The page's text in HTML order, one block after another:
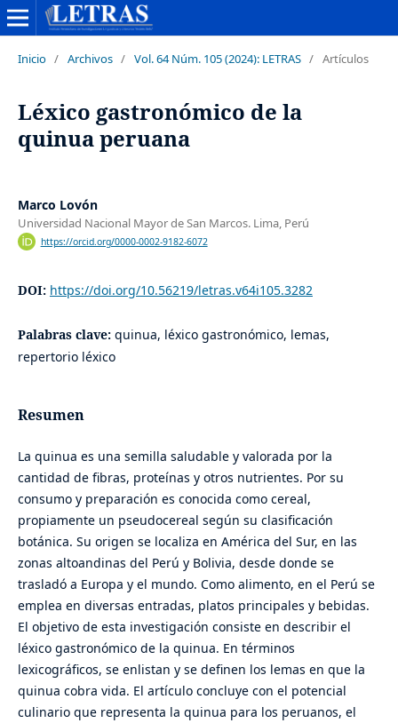
Inicio / Archivos / Vol. 64 Núm. 105 (2024): LETRAS / Artículos
Léxico gastronómico de la
quinua peruana
Marco Lovón
Universidad Nacional Mayor de San Marcos. Lima, Perú
https://orcid.org/0000-0002-9182-6072
DOI: https://doi.org/10.56219/letras.v64i105.3282
Palabras clave: quinua, léxico gastronómico, lemas,
repertorio léxico
Resumen
La quinua es una semilla saludable y valorada por la
cantidad de fibras, proteínas y otros nutrientes. Por su
consumo y preparación es conocida como cereal,
propiamente un pseudocereal según su clasificación
botánica. Su origen se localiza en América del Sur, en las
zonas altoandinas del Perú y Bolivia, desde donde se
trasladó a Europa y el mundo. Como alimento, en el Perú se
emplea en diversas entradas, platos principales y bebidas.
El objetivo de esta investigación consiste en describir el
léxico gastronómico de la quinua. En términos
lexicográficos, se enlistan y se definen los lemas en que la
quinua cobra vida. El artículo concluye con el potencial
culinario que representa la quinua para los peruanos, el